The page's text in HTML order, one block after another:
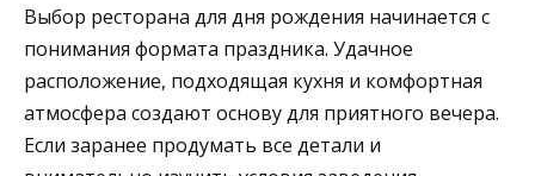
Выбор ресторана для дня рождения начинается с
понимания формата праздника. Удачное
расположение, подходящая кухня и комфортная
атмосфера создают основу для приятного вечера.
Если заранее продумать все детали и